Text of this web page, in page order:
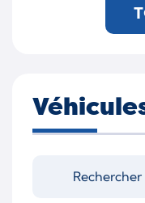
KVJA
T3DA